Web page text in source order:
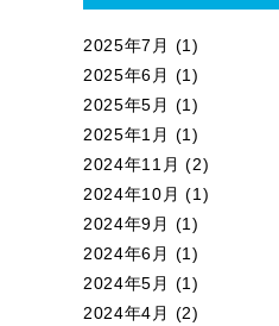
2025年7月 (1)
2025年6月 (1)
2025年5月 (1)
2025年1月 (1)
2024年11月 (2)
2024年10月 (1)
2024年9月 (1)
2024年6月 (1)
2024年5月 (1)
2024年4月 (2)